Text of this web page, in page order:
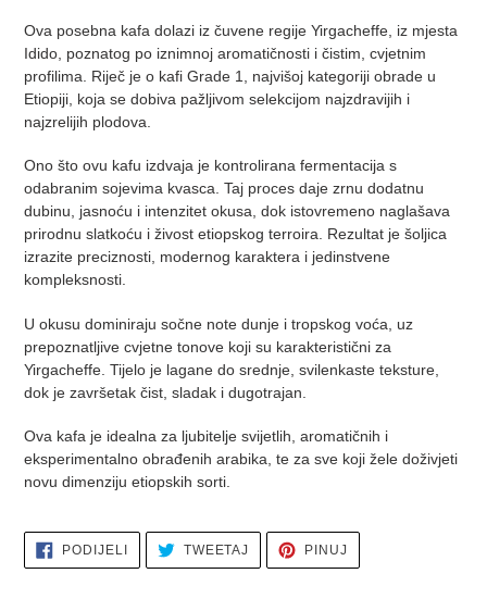
Ova posebna kafa dolazi iz čuvene regije Yirgacheffe, iz mjesta
Idido, poznatog po iznimnoj aromatičnosti i čistim, cvjetnim
profilima. Riječ je o kafi Grade 1, najvišoj kategoriji obrade u
Etiopiji, koja se dobiva pažljivom selekcijom najzdravijih i
najzrelijih plodova.
Ono što ovu kafu izdvaja je kontrolirana fermentacija s
odabranim sojevima kvasca. Taj proces daje zrnu dodatnu
dubinu, jasnoću i intenzitet okusa, dok istovremeno naglašava
prirodnu slatkoću i živost etiopskog terroira. Rezultat je šoljica
izrazite preciznosti, modernog karaktera i jedinstvene
kompleksnosti.
U okusu dominiraju sočne note dunje i tropskog voća, uz
prepoznatljive cvjetne tonove koji su karakteristični za
Yirgacheffe. Tijelo je lagane do srednje, svilenkaste teksture,
dok je završetak čist, sladak i dugotrajan.
Ova kafa je idealna za ljubitelje svijetlih, aromatičnih i
eksperimentalno obrađenih arabika, te za sve koji žele doživjeti
novu dimenziju etiopskih sorti.
PODIJELI PODIJELI
FACEBOOK
TWEETAJ PODIJELI
TWITTERU
PINUJ
PINTERESTU